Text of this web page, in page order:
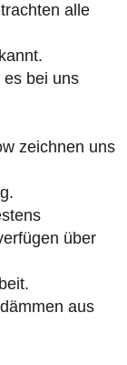
alle
es bei uns
zeichnen uns
über
aus